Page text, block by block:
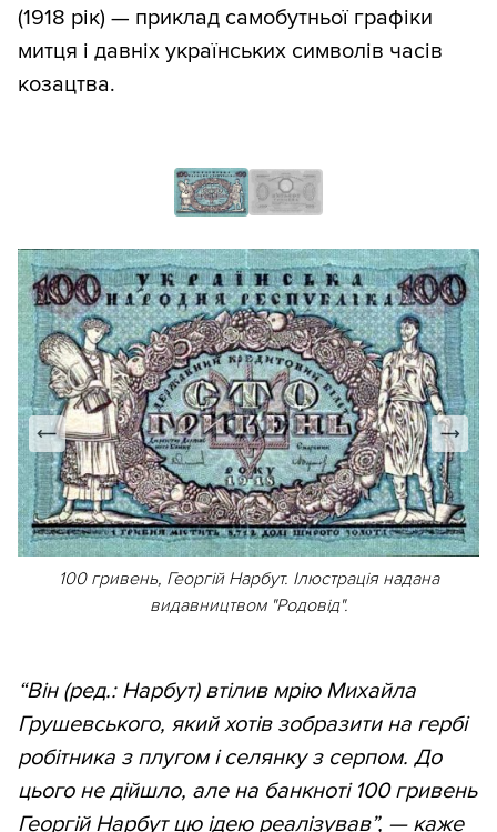
(1918 рік) — приклад самобутньої графіки
митця і давніх українських символів часів
козацтва.
100 гривень, Георгій Нарбут. Ілюстрація надана
видавництвом "Родовід".
“Він (ред.: Нарбут) втілив мрію Михайла
Грушевського, який хотів зобразити на гербі
робітника з плугом і селянку з серпом. До
цього не дійшло, але на банкноті 100 гривень
Георгій Нарбут цю ідею реалізував”, — каже